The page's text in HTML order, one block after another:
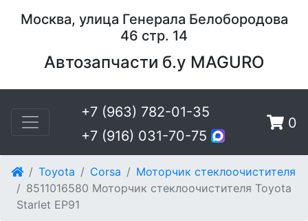
Москва, улица Генерала Белобородова
46 стр. 14
Автозапчасти б.у MAGURO
+7 (963) 782-01-35
+7 (916) 031-70-75
0
Toyota Corsa
Моторчик стеклоочистителя
8511016580 Моторчик стеклоочистителя Toyota
Starlet EP91